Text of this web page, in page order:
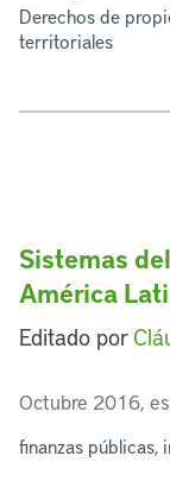
Derechos de
territoriales
Sistemas
América
Editado por
Octubre 2016,
finanzas